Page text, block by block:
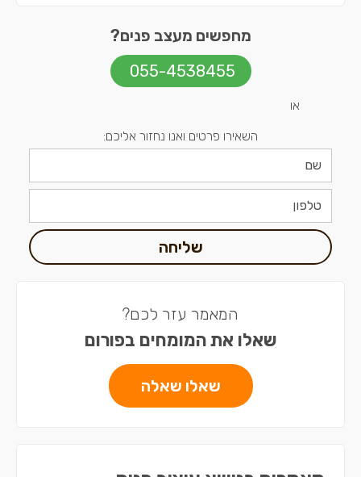
מחפשים מעצב פנים?
055-4538455
או
השאירו פרטים ואנו נחזור אליכם:
שליחה
המאמר עזר לכם?
שאלו את המומחים בפורום
שאלו שאלה